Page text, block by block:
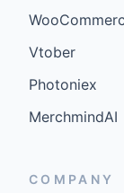
Vtober
Photoniex
MerchmindAI
COMPANY